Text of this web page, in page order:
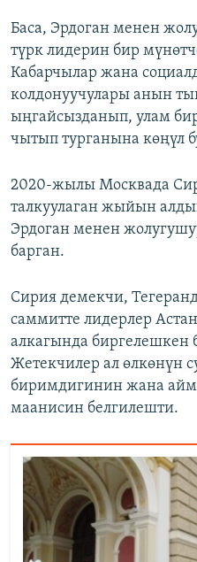
Баса, Эрдоган менен
түрк лидерин бир
Кабарчылар жана
колдонуучулары анын
ыңгайсызданып, улам
чытып турганына көңүл
2020-жылы Москвада
талкуулаган жыйын
Эрдоган менен
барган.
Сирия демекчи,
саммитте лидерлер
алкагында биргелешкен
Жетекчилер ал өлкөнүн
биримдигинин жана
маанисин белгилешти.